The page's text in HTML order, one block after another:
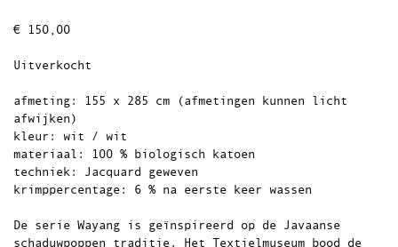
€ 150,00
Uitverkocht
afmeting: 155 x 285 cm (afmetingen kunnen licht
afwijken)
kleur: wit / wit
materiaal: 100 % biologisch katoen
techniek: Jacquard geweven
krimppercentage: 6 % na eerste keer wassen
De serie Wayang is geïnspireerd op de Javaanse
schaduwpoppen traditie. Het Textielmuseum bood de